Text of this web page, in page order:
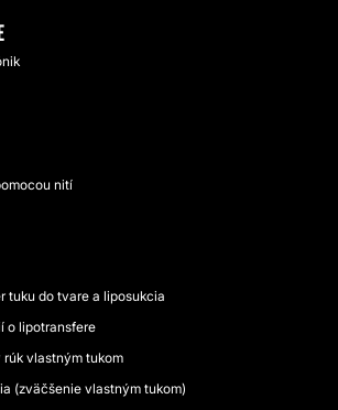
nití
tuku do tvare a liposukcia
o lipotransfere
vlastným tukom
(zväčšenie vlastným tukom)